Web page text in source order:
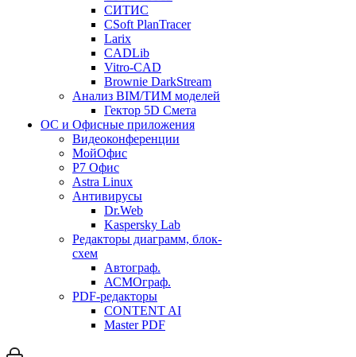
СИТИС
CSoft PlanTracer
Larix
CADLib
Vitro-CAD
Brownie DarkStream
Анализ BIM/ТИМ моделей
Гектор 5D Смета
ОС и Офисные приложения
Видеоконференции
МойОфис
P7 Офис
Astra Linux
Антивирусы
Dr.Web
Kaspersky Lab
Редакторы диаграмм, блок-
схем
Автограф.
АСМОграф.
PDF-редакторы
CONTENT AI
Master PDF